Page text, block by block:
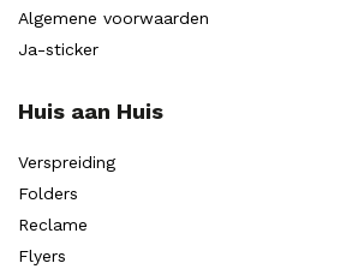
Algemene voorwaarden
Ja-sticker
Huis aan Huis
Verspreiding
Folders
Reclame
Flyers